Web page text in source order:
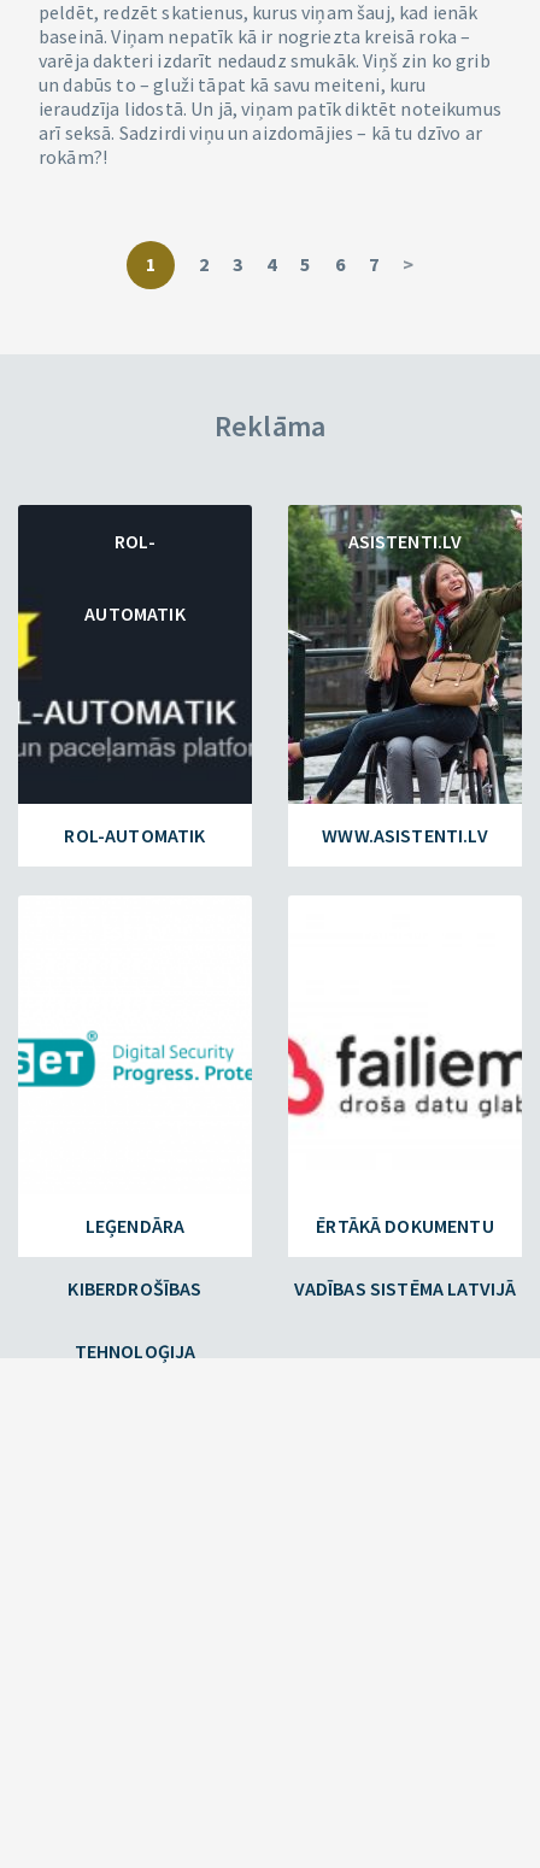
peldēt, redzēt skatienus, kurus viņam šauj, kad ienāk
baseinā. Viņam nepatīk kā ir nogriezta kreisā roka –
varēja dakteri izdarīt nedaudz smukāk. Viņš zin ko grib
un dabūs to – gluži tāpat kā savu meiteni, kuru
ieraudzīja lidostā. Un jā, viņam patīk diktēt noteikumus
arī seksā. Sadzirdi viņu un aizdomājies – kā tu dzīvo ar
rokām?!
1 2 3 4 5 6 7 >
Reklāma
ROL-
AUTOMATIK
ROL-AUTOMATIK
ASISTENTI.LV
WWW.ASISTENTI.LV
LEĢENDĀRA
KIBERDROŠĪBAS
TEHNOLOĢIJA
ĒRTĀKĀ DOKUMENTU
VADĪBAS SISTĒMA LATVIJĀ